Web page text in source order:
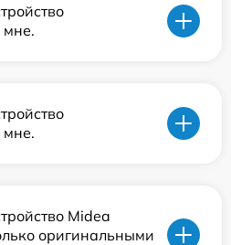
мне.
мне.
Midea
оригинальными